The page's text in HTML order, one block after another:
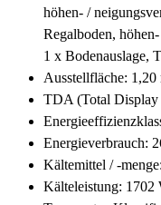
höhen- /
Regalboden,
1 x Bodenauslage,
Ausstellfläche: 1,20
TDA (Total Display
Energieverbrauch:
Kältemittel / -
Kälteleistung: 1702